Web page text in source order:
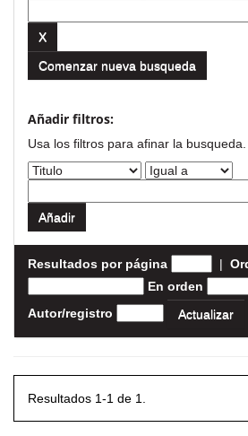
Comenzar nueva busqueda
Añadir filtros:
Usa los filtros para afinar la busqueda.
Resultados por página |
En orden
Autor/registro
Resultados 1-1 de 1.